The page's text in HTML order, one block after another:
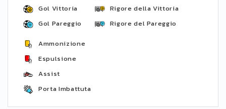
Gol Vittoria
Gol Pareggio
Rigore della Vittoria
Rigore del Pareggio
Ammonizione
Espulsione
Assist
Porta Imbattuta